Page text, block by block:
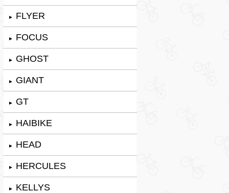
► FLYER
► FOCUS
► GHOST
► GIANT
► GT
► HAIBIKE
► HEAD
► HERCULES
► KELLYS